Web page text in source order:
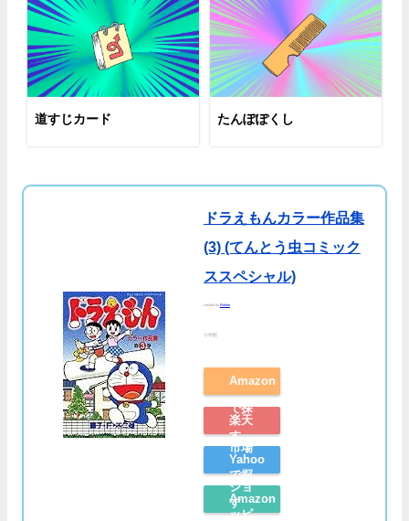
道すじカード たんぽぽくし
ドラえもんカラー作品集
(3) (てんとう虫コミック
ススペシャル)
created by Rinker
小学館
Amazon
で探
す
楽天
市場
で探
す
Yahoo
ショ
ッピ
Amazon